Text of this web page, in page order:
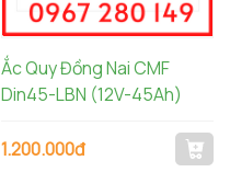
Ắc Quy Đồng Nai CMF
Din45-LBN (12V-45Ah)
1.200.000đ